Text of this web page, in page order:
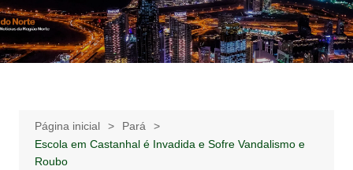
Ir
para
o
Notícias –
Publicidades –
Notícias – Publicidades – Anúncios
Página inicial
Pará
Escola em Castanhal é Invadida e Sofre Vandalismo e
Roubo